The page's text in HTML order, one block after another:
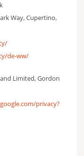
Way, Cupertino,
de-ww/
Limited, Gordon
privacy?